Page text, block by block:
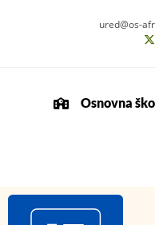
ured@os-
Osnovna